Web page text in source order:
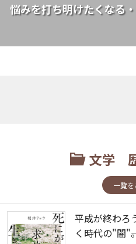
悩みを打ち明けたくなる
文学
一覧を
平成が終わろ
く時代の"闇